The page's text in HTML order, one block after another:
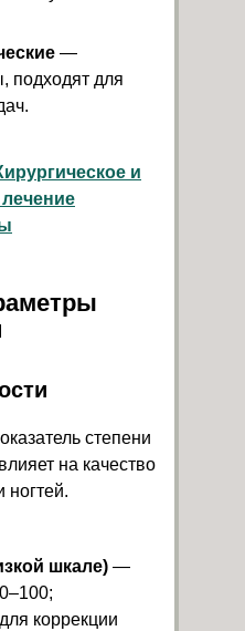
—
подходят для
и
степени
на качество
ногтей.
шкале) —
коррекции